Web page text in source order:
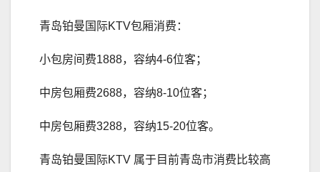
青岛铂曼国际KTV包厢消费：
小包房间费1888，容纳4-6位客；
中房包厢费2688，容纳8-10位客；
中房包厢费3288，容纳15-20位客。
青岛铂曼国际KTV 属于目前青岛市消费比较高